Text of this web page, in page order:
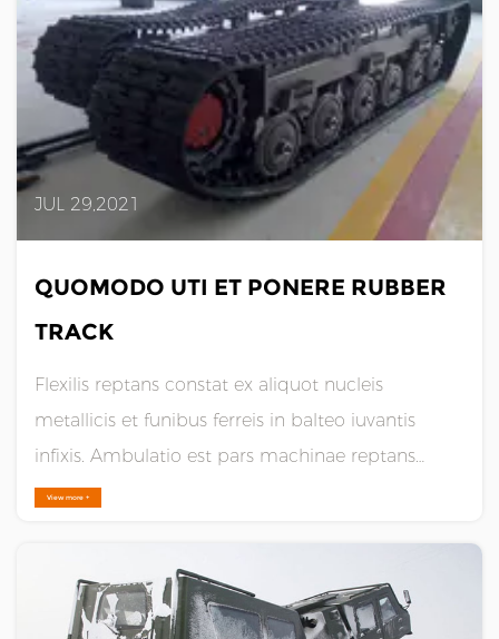
JUL 29,2021
QUOMODO UTI ET PONERE RUBBER
TRACK
Flexilis reptans constat ex aliquot nucleis
metallicis et funibus ferreis in balteo iuvantis
infixis. Ambulatio est pars machinae reptans
auto-propulsae, quae machinam ambulationem
superficiei viae, ac grounding......
View more +